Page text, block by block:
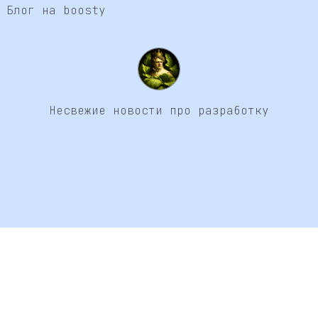
Блог на boosty
Несвежие новости про разработку